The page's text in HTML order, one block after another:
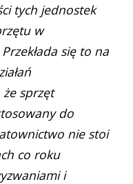
tych jednostek
w
się to na
sprzęt
do
nie stoi
co roku
i